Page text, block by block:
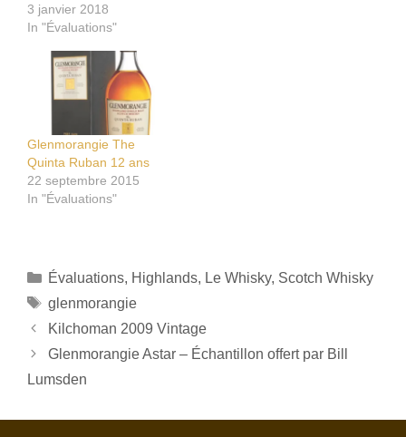
3 janvier 2018
In "Évaluations"
Glenmorangie The
Quinta Ruban 12 ans
22 septembre 2015
In "Évaluations"
Catégories
Évaluations, Highlands, Le Whisky, Scotch Whisky
Étiquettes
glenmorangie
Kilchoman 2009 Vintage
Glenmorangie Astar – Échantillon offert par Bill
Lumsden